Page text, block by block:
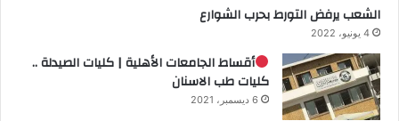
الشعب يرفض التورط بحرب الشوارع
4 يونيو، 2022
أقساط الجامعات الأهلية | كليات الصيدلة ..
كليات طب الاسنان
6 ديسمبر، 2021